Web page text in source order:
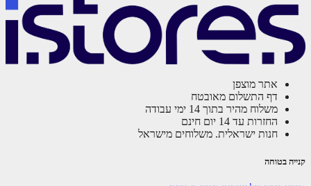
אתר מוצפן
דף התשלום מאובטח
משלוח מהיר בתוך 14 ימי עבודה
החזרות עד 14 יום חינם
חנות ישראלית. משלוחים מישראל
בטוחה